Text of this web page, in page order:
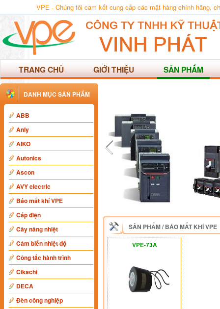
VPE - Chúng tôi cam kết cung cấp các mặt hàng chính hãng,
TRANG CHỦ GIỚI THIỆU SẢN PHẨM
DANH MỤC SẢN PHẨM
ABB
Anly
AIKO
Autonics
Ascon
AVY electric
Báo mất khí VPE
Cáp điện
Cây nâng nhiệt
Cảm biến nhiệt độ
Công tắc hành trình
Cikachi
DECA
Đèn công nghiệp
SẢN PHẨM/BÁO MẤT KHÍ VPE
VPE-73A